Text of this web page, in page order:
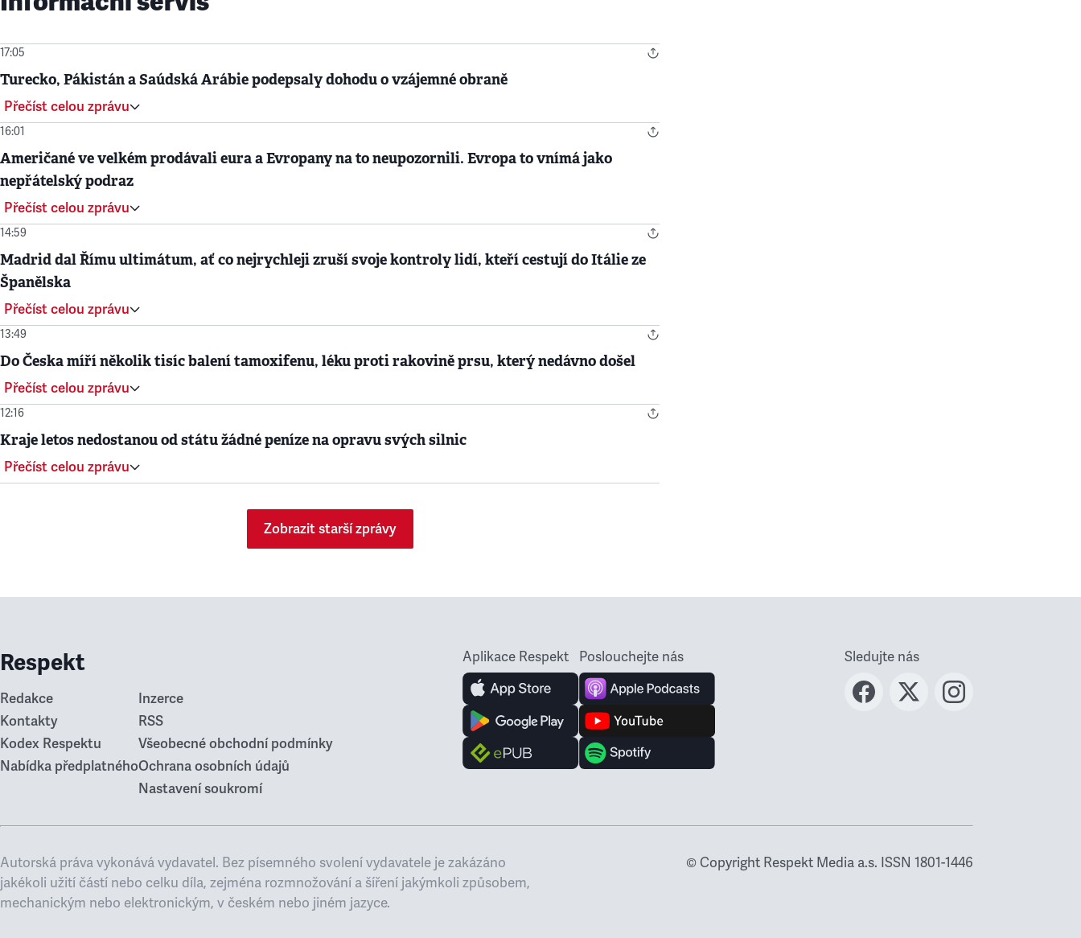
17:05
Turecko, Pákistán a Saúdská Arábie podepsaly dohodu o vzájemné obraně
Přečíst celou zprávu
16:01
Američané ve velkém prodávali eura a Evropany na to neupozornili. Evropa to vnímá jako
nepřátelský podraz
Přečíst celou zprávu
14:59
Madrid dal Římu ultimátum, ať co nejrychleji zruší svoje kontroly lidí, kteří cestují do Itálie ze
Španělska
Přečíst celou zprávu
13:49
Do Česka míří několik tisíc balení tamoxifenu, léku proti rakovině prsu, který nedávno došel
Přečíst celou zprávu
12:16
Kraje letos nedostanou od státu žádné peníze na opravu svých silnic
Přečíst celou zprávu
Zobrazit starší zprávy
Respekt
Redakce
Kontakty
Kodex Respektu
Nabídka předplatného
Inzerce
RSS
Všeobecné obchodní podmínky
Ochrana osobních údajů
Nastavení soukromí
Aplikace Respekt Poslouchejte nás Sledujte nás
Autorská práva vykonává vydavatel. Bez písemného svolení vydavatele je zakázáno
jakékoli užití částí nebo celku díla, zejména rozmnožování a šíření jakýmkoli způsobem,
mechanickým nebo elektronickým, v českém nebo jiném jazyce.
© Copyright Respekt Media a.s. ISSN 1801-1446